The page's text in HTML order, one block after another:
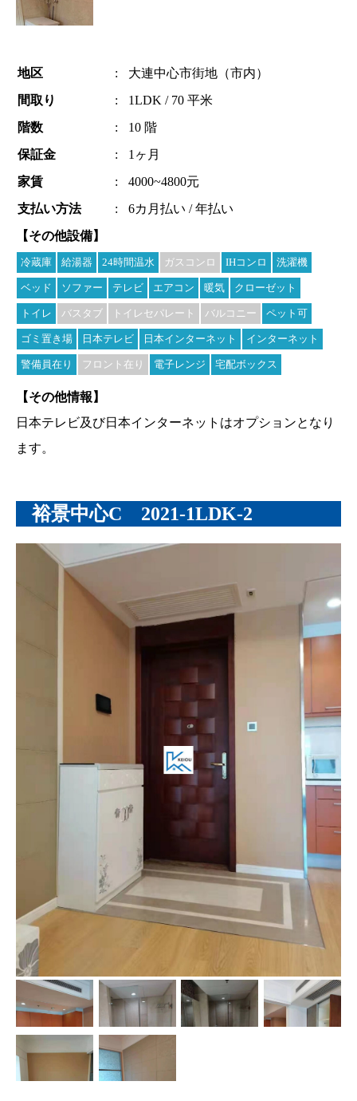
地区 :
大連中心市街地（市内）
間取り
:
1LDK / 70 平米
階数
:
10 階
保証金
:
1ヶ月
家賃
:
4000~4800元
支払い方法
:
6カ月払い / 年払い
【その他設備】
冷蔵庫 給湯器 24時間温水 ガスコンロ IHコンロ 洗濯機
ベッド ソファー テレビ エアコン 暖気 クローゼット
トイレ バスタブ トイレセパレート バルコニー ペット可
ゴミ置き場 日本テレビ 日本インターネット インターネット
警備員在り フロント在り 電子レンジ 宅配ボックス
【その他情報】
日本テレビ及び日本インターネットはオプションとなり
ます。
裕景中心C 2021-1LDK-2